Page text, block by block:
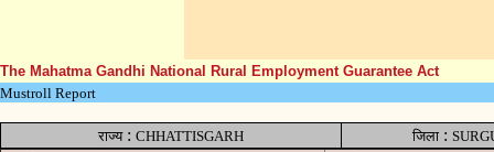
The Mahatma Gandhi National Rural Employment Guarantee Act
Mustroll Report
राज्य: CHHATTISGARH जिला: